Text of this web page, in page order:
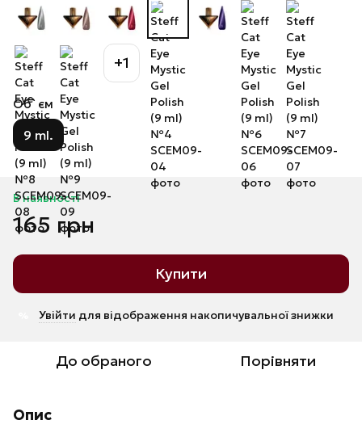
+1
Об`єм
9 ml.
В наявності
165 грн
Купити
Увійти для відображення накопичувальної знижки
До обраного Порівняти
Опис